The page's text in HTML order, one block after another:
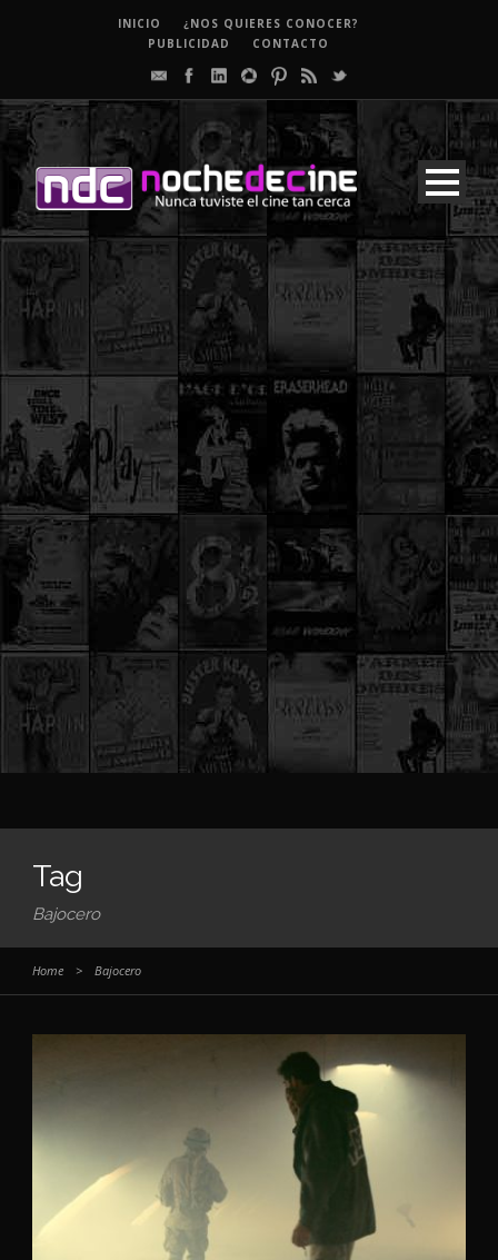
INICIO
¿NOS QUIERES CONOCER?
PUBLICIDAD
CONTACTO
Tag
Bajocero
Home > Bajocero